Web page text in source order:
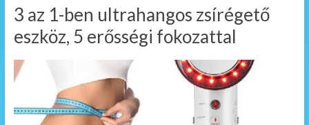
3 az 1-ben ultrahangos zsírégető
eszköz, 5 erősségi fokozattal